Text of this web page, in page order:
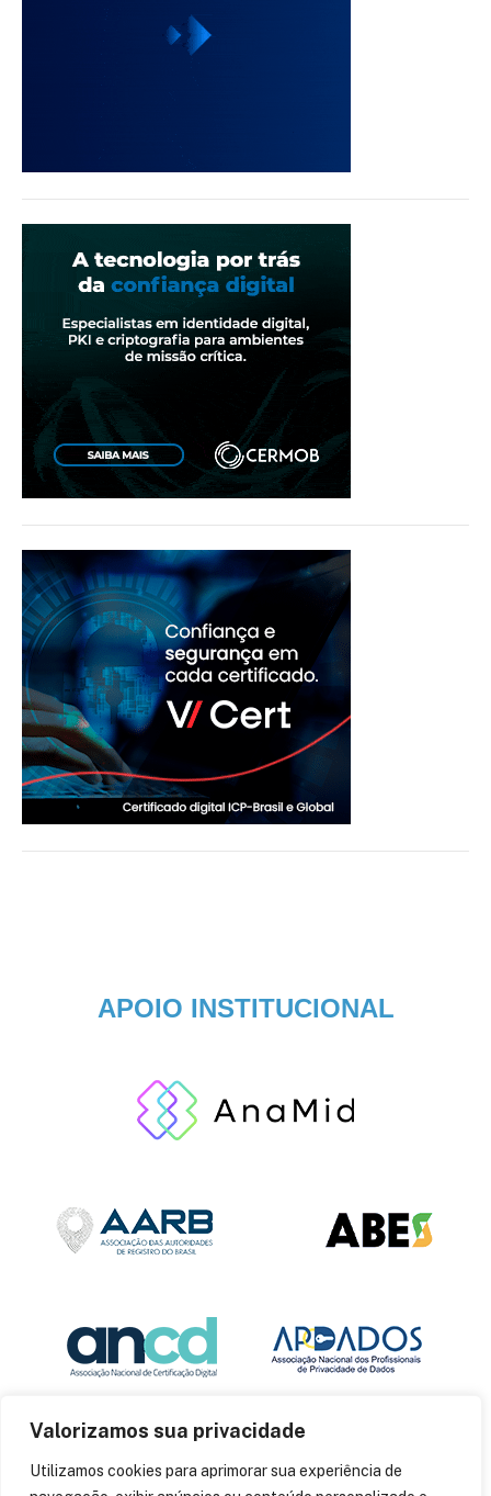
Valorizamos sua privacidade
Utilizamos cookies para aprimorar sua experiência de
APOIO INSTITUCIONAL